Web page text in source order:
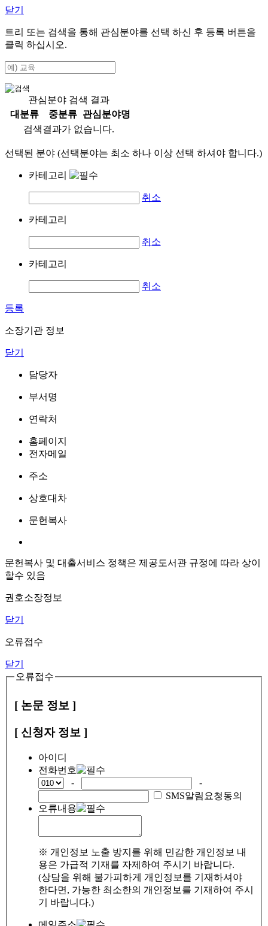
닫기
트리 또는 검색을 통해 관심분야를 선택 하신 후 등록 버튼을
클릭 하십시오.
관심분야 검색 결과
대분류
중분류
관심분야명
검색결과가 없습니다.
선택된 분야 (선택분야는 최소 하나 이상 선택 하셔야 합니다.)
카테고리
취소
카테고리
취소
카테고리
취소
등록
소장기관 정보
닫기
담당자
부서명
연락처
홈페이지
전자메일
주소
상호대차
문헌복사
문헌복사 및 대출서비스 정책은 제공도서관 규정에 따라 상이
할수 있음
권호소장정보
닫기
오류접수
닫기
오류접수
[ 논문 정보 ]
[ 신청자 정보 ]
아이디
전화번호
-
-
SMS알림요청동의
오류내용
※ 개인정보 노출 방지를 위해 민감한 개인정보 내
용은 가급적 기재를 자제하여 주시기 바랍니다.
(상담을 위해 불가피하게 개인정보를 기재하셔야
한다면, 가능한 최소한의 개인정보를 기재하여 주시
기 바랍니다.)